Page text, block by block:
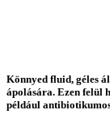
Könnyed fluid, géles
ápolására. Ezen felül
például